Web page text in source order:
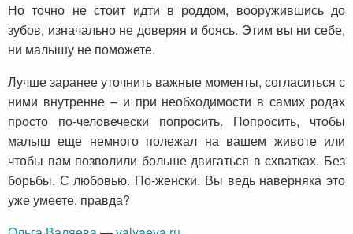
Но точно не стоит идти в роддом, вооружившись до
зубов, изначально не доверяя и боясь. Этим вы ни себе,
ни малышу не поможете.
Лучше заранее уточнить важные моменты, согласиться с
ними внутренне – и при необходимости в самих родах
просто по-человечески попросить. Попросить, чтобы
малыш еще немного полежал на вашем животе или
чтобы вам позволили больше двигаться в схватках. Без
борьбы. С любовью. По-женски. Вы ведь наверняка это
уже умеете, правда?